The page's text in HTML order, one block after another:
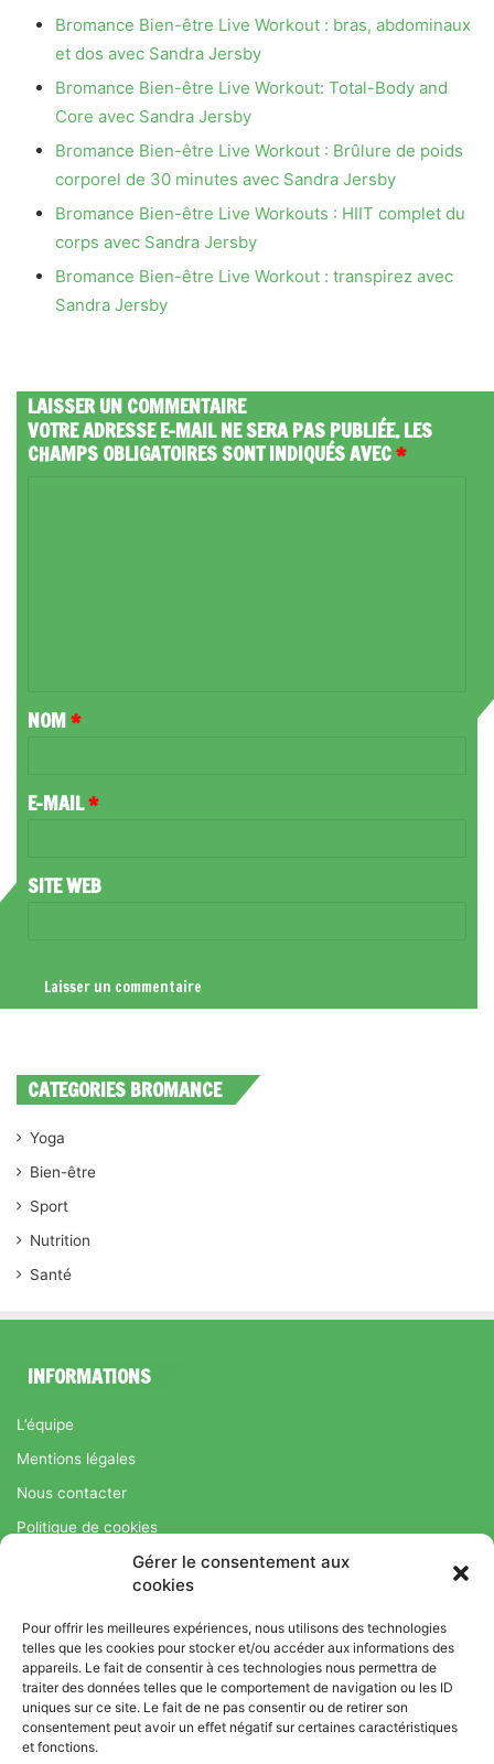
Gérer le consentement aux
cookies
Pour offrir les meilleures expériences, nous utilisons des technologies
telles que les cookies pour stocker et/ou accéder aux informations des
appareils. Le fait de consentir à ces technologies nous permettra de
traiter des données telles que le comportement de navigation ou les ID
uniques sur ce site. Le fait de ne pas consentir ou de retirer son
consentement peut avoir un effet négatif sur certaines caractéristiques
et fonctions.
Bromance Bien-être Live Workout : bras, abdominaux
et dos avec Sandra Jersby
Bromance Bien-être Live Workout: Total-Body and
Core avec Sandra Jersby
Bromance Bien-être Live Workout : Brûlure de poids
corporel de 30 minutes avec Sandra Jersby
Bromance Bien-être Live Workouts : HIIT complet du
corps avec Sandra Jersby
Bromance Bien-être Live Workout : transpirez avec
Sandra Jersby
LAISSER UN COMMENTAIRE
VOTRE ADRESSE E-MAIL NE SERA PAS PUBLIÉE.LES
CHAMPS OBLIGATOIRES SONT INDIQUÉS AVEC*
A
R
NOM*
E-MAIL*
SITE WEB
CATEGORIES BROMANCE
Yoga
Bien-être
Sport
Nutrition
Santé
INFORMATIONS
L’équipe
Mentions légales
Nous contacter
Politique de cookies
Régime Savoir Maigrir.fr : La méthode Jean-Michel Cohen pour
une perte de poids durable
© Copyright 2026, Tous droits réservés |Bromance
Bien-Être : Yoga, Bien-être, Nutrition et Sport
L’équipe